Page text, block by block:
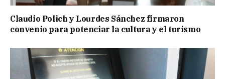
Claudio Polich y Lourdes Sánchez firmaron
convenio para potenciar la cultura y el turismo